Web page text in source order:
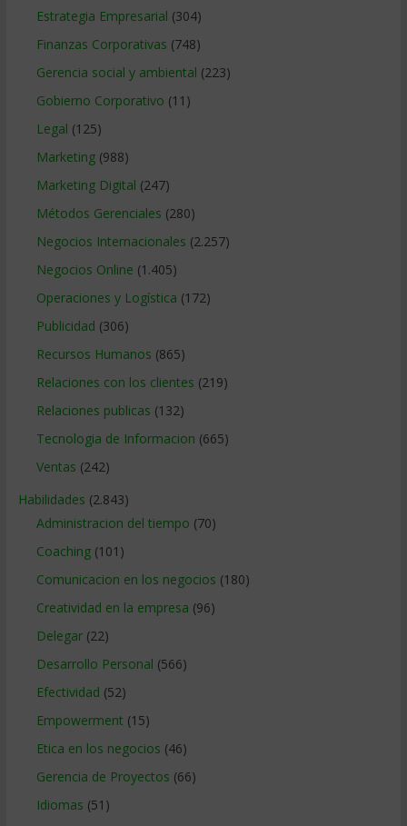
Estrategia Empresarial (304)
Finanzas Corporativas (748)
Gerencia social y ambiental (223)
Gobierno Corporativo (11)
Legal (125)
Marketing(988)
Marketing Digital (247)
Métodos Gerenciales (280)
Negocios Internacionales (2.257)
Negocios Online (1.405)
Operaciones y Logística (172)
Publicidad (306)
Recursos Humanos (865)
Relaciones con los clientes (219)
Relaciones publicas (132)
Tecnologia de Informacion (665)
Ventas (242)
Habilidades (2.843)
Administracion del tiempo (70)
Coaching(101)
Comunicacion en los negocios (180)
Creatividad en la empresa (96)
Delegar(22)
Desarrollo Personal (566)
Efectividad (52)
Empowerment (15)
Etica en los negocios (46)
Gerencia de Proyectos (66)
Idiomas (51)